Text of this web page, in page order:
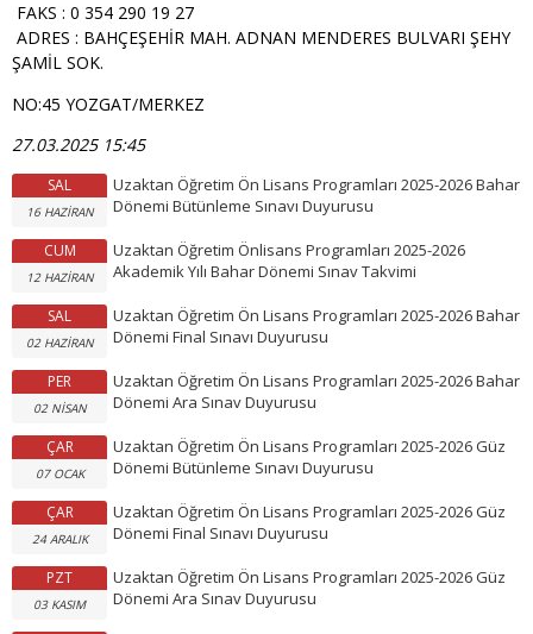
FAKS : 0 354 290 19 27
ADRES : BAHÇEŞEHİR MAH. ADNAN MENDERES BULVARI ŞEHY
ŞAMİL SOK.
NO:45 YOZGAT/MERKEZ
27.03.2025 15:45
SAL
16 HAZİRAN
Uzaktan Öğretim Ön Lisans Programları 2025-2026 Bahar
Dönemi Bütünleme Sınavı Duyurusu
CUM
12 HAZİRAN
Uzaktan Öğretim Önlisans Programları 2025-2026
Akademik Yılı Bahar Dönemi Sınav Takvimi
SAL
02 HAZİRAN
Uzaktan Öğretim Ön Lisans Programları 2025-2026 Bahar
Dönemi Final Sınavı Duyurusu
PER
02 NİSAN
Uzaktan Öğretim Ön Lisans Programları 2025-2026 Bahar
Dönemi Ara Sınav Duyurusu
ÇAR
07 OCAK
Uzaktan Öğretim Ön Lisans Programları 2025-2026 Güz
Dönemi Bütünleme Sınavı Duyurusu
ÇAR
24 ARALIK
Uzaktan Öğretim Ön Lisans Programları 2025-2026 Güz
Dönemi Final Sınavı Duyurusu
PZT
03 KASIM
Uzaktan Öğretim Ön Lisans Programları 2025-2026 Güz
Dönemi Ara Sınav Duyurusu